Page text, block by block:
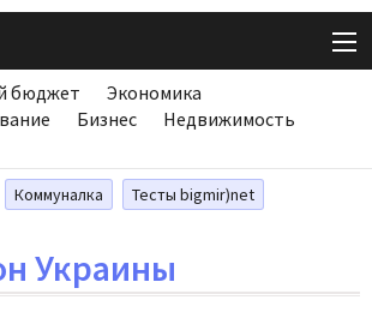
бюджет
Экономика
Бизнес
Недвижимость
Коммуналка Тесты bigmir)net
Украины